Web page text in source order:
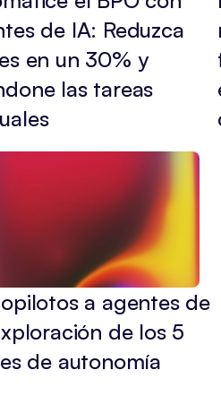
de IA: Reduzca
en un 30% y
las tareas
a agentes de
de los 5
de autonomía